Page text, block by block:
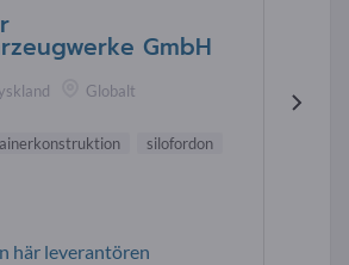
GmbH
Globalt
silofordon
här leverantören